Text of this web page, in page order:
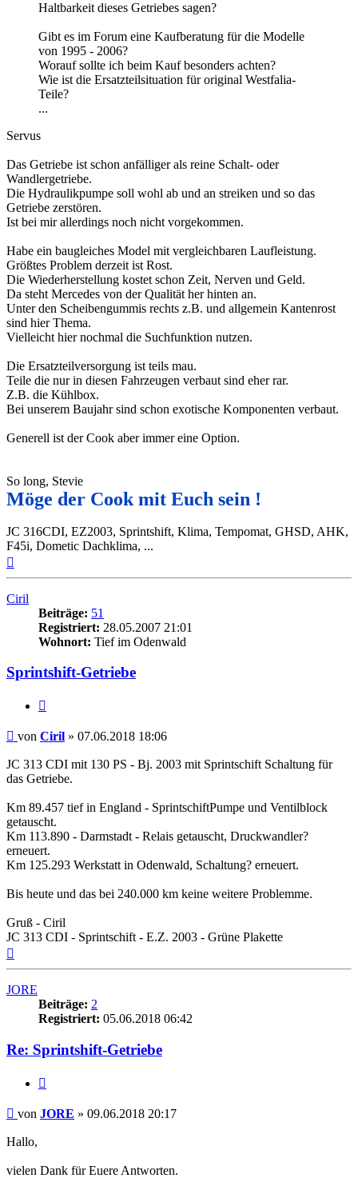
Haltbarkeit dieses Getriebes sagen?
Gibt es im Forum eine Kaufberatung für die Modelle
von 1995 - 2006?
Worauf sollte ich beim Kauf besonders achten?
Wie ist die Ersatzteilsituation für original Westfalia-
Teile?
...
Servus
Das Getriebe ist schon anfälliger als reine Schalt- oder
Wandlergetriebe.
Die Hydraulikpumpe soll wohl ab und an streiken und so das
Getriebe zerstören.
Ist bei mir allerdings noch nicht vorgekommen.
Habe ein baugleiches Model mit vergleichbaren Laufleistung.
Größtes Problem derzeit ist Rost.
Die Wiederherstellung kostet schon Zeit, Nerven und Geld.
Da steht Mercedes von der Qualität her hinten an.
Unter den Scheibengummis rechts z.B. und allgemein Kantenrost
sind hier Thema.
Vielleicht hier nochmal die Suchfunktion nutzen.
Die Ersatzteilversorgung ist teils mau.
Teile die nur in diesen Fahrzeugen verbaut sind eher rar.
Z.B. die Kühlbox.
Bei unserem Baujahr sind schon exotische Komponenten verbaut.
Generell ist der Cook aber immer eine Option.
So long, Stevie
Möge der Cook mit Euch sein !
JC 316CDI, EZ2003, Sprintshift, Klima, Tempomat, GHSD, AHK,
F45i, Dometic Dachklima, ...
Ciril
Beiträge: 51
Registriert: 28.05.2007 21:01
Wohnort: Tief im Odenwald
Sprintshift-Getriebe
Beitrag
von Ciril » 07.06.2018 18:06
JC 313 CDI mit 130 PS - Bj. 2003 mit Sprintschift Schaltung für
das Getriebe.
Km 89.457 tief in England - SprintschiftPumpe und Ventilblock
getauscht.
Km 113.890 - Darmstadt - Relais getauscht, Druckwandler?
erneuert.
Km 125.293 Werkstatt in Odenwald, Schaltung? erneuert.
Bis heute und das bei 240.000 km keine weitere Problemme.
Gruß - Ciril
JC 313 CDI - Sprintschift - E.Z. 2003 - Grüne Plakette
JORE
Beiträge: 2
Registriert: 05.06.2018 06:42
Re: Sprintshift-Getriebe
Beitrag
von JORE » 09.06.2018 20:17
Hallo,
vielen Dank für Euere Antworten.